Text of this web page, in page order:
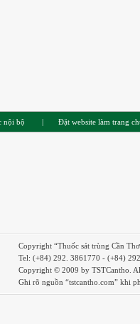
nội bộ | Đặt website làm trang
Copyright “Thuốc sát trùng Cần
Tel: (+84) 292. 3861770 - (+84)
Copyright © 2009 by TSTCantho.
Ghi rõ nguồn “tstcantho.com” khi